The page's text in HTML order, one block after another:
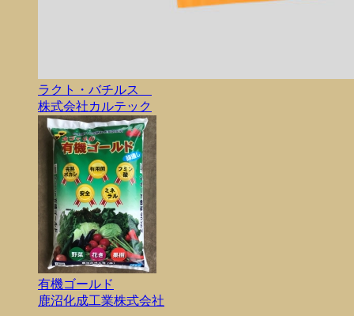
ラクト・バチルス
株式会社カルテック
有機ゴールド
鹿沼化成工業株式会社